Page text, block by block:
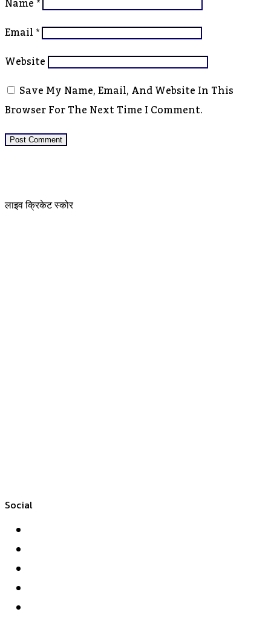
Email*
Website
Save My Name, Email, And Website In This
Browser For The Next Time I Comment.
लाइव क्रिकेट स्कोर
Social